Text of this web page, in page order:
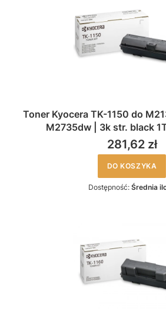
Toner Kyocera TK-1150 do
M2735dw | 3k str. black
281,62 zł
DO KOSZYKA
Dostępność: Średnia